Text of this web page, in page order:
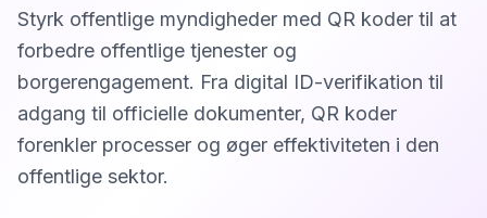
Styrk offentlige myndigheder med QR koder til at
forbedre offentlige tjenester og
borgerengagement. Fra digital ID-verifikation til
adgang til officielle dokumenter, QR koder
forenkler processer og øger effektiviteten i den
offentlige sektor.